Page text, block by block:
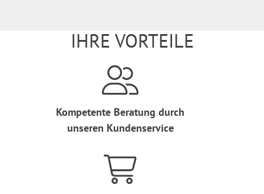
IHRE VORTEILE
Kompetente Beratung durch
unseren Kundenservice